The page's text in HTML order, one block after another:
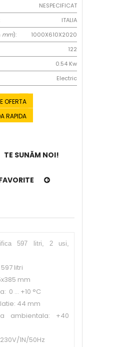
NESPECIFICAT
ITALIA
mm):
1000X610X2020
122
0.54 Kw
Electric
OFERTA
RAPIDA
TE SUNĂM NOI!
597 litri, 2 usi,
litri
mm
0 … +10 °C
44 mm
ambientala: +40
1N/50Hz